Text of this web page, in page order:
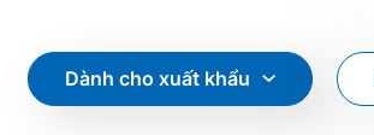
Dành cho xuất khẩu